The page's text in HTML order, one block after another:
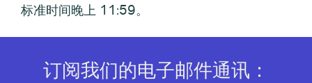
标准时间晚上 11:59。
订阅我们的电子邮件通讯：